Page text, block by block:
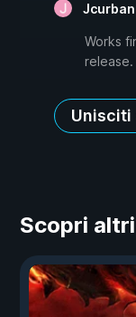
Works
Unisciti
Scopri